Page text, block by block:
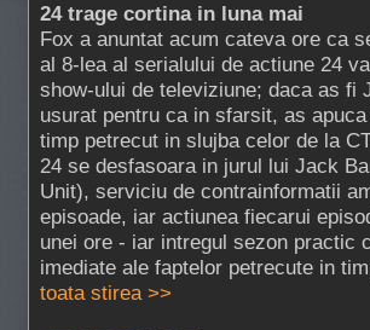
24 trage cortina in luna mai
Fox a anuntat acum cateva ore ca
al 8-lea al serialului de actiune 24
show-ului de televiziune; daca as fi
usurat pentru ca in sfarsit, as
timp petrecut in slujba celor de la
24 se desfasoara in jurul lui Jack
Unit), serviciu de contrainformatii
episoade, iar actiunea fiecarui
unei ore - iar intregul sezon practic
imediate ale faptelor petrecute in
toata stirea >>